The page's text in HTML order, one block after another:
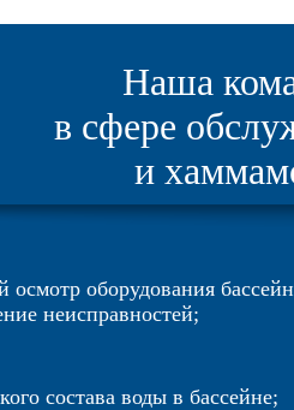
Наша
в сфере
и
осмотр оборудования
неисправностей;
состава воды в бассейне;